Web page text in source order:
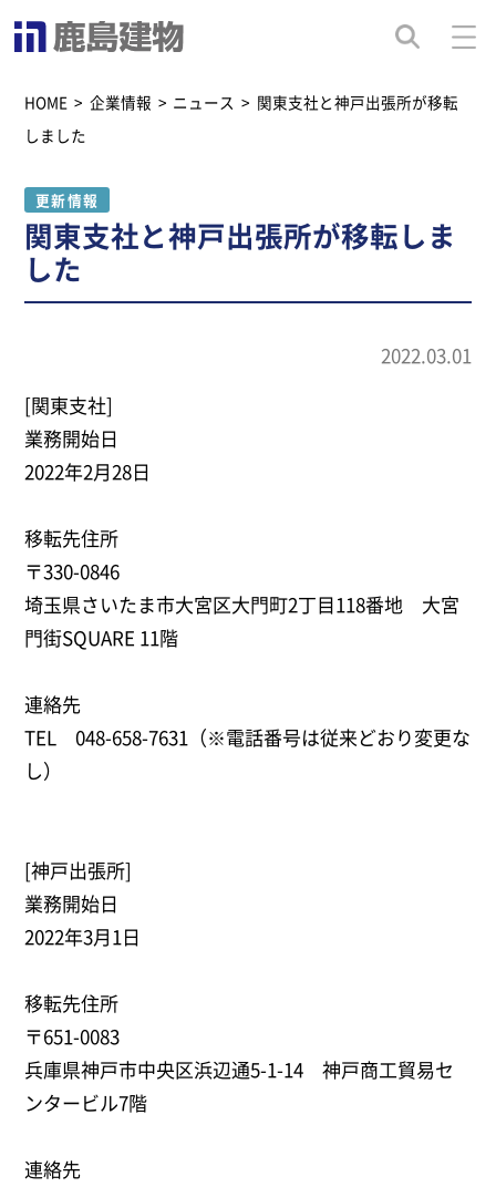
HOME > 企業情報 > ニュース > 関東支社と神戸出張所が移転
しました
更新情報
関東支社と神戸出張所が移転しま
した
2022.03.01
[関東支社]
業務開始日
2022年2月28日
移転先住所
〒330-0846
埼玉県さいたま市大宮区大門町2丁目118番地 大宮
門街SQUARE 11階
連絡先
TEL 048-658-7631（※電話番号は従来どおり変更な
し）
[神戸出張所]
業務開始日
2022年3月1日
移転先住所
〒651-0083
兵庫県神戸市中央区浜辺通5-1-14 神戸商工貿易セ
ンタービル7階
連絡先